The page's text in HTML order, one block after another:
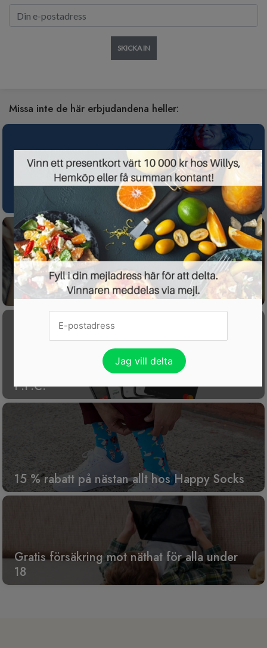
SKICKA IN
Missa inte de här erbjudandena heller:
Spotify Premium nu gratis i 3 månader för
nya kunder
Gratis tävling för dig som har husdjur
Få koll på din ekonomi med gratisappen
P.F.C.
15 % rabatt på nästan allt hos Happy Socks
Gratis försäkring mot näthat för alla under
18